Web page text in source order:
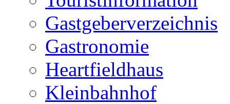
Gastgeberverzeichnis
Gastronomie
Heartfieldhaus
Kleinbahnhof